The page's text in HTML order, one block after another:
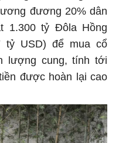
đương 20% dân
1.300 tỷ Đôla Hồng
tỷ USD) để mua cổ
lượng cung, tính tới
được hoàn lại cao